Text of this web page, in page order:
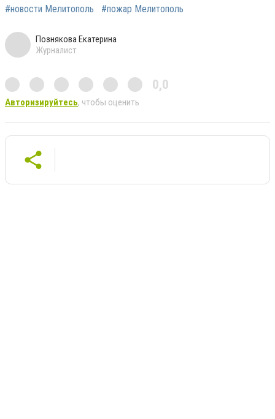
#новости Мелитополь #пожар Мелитополь
Познякова Екатерина
Журналист
0,0
Авторизируйтесь, чтобы оценить